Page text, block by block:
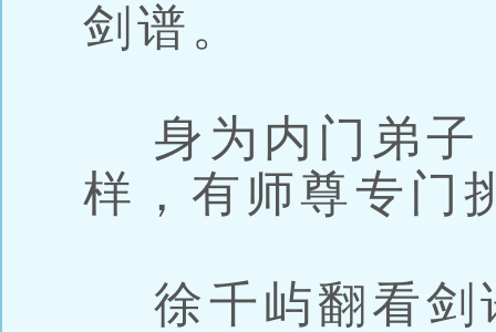
剑谱。
身为内门弟子
样，有师尊专门
徐千屿翻看剑